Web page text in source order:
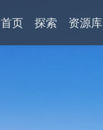
首页 探索 资源库